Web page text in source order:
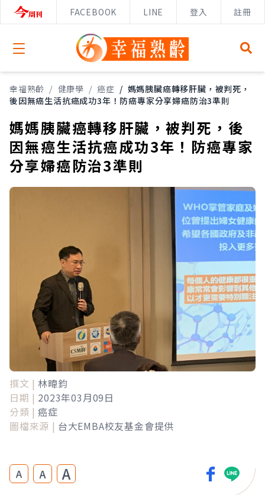
FACEBOOK LINE 登入 註冊
Open menu
幸福熟齡 / 健康學 / 癌症 / 媽媽胰臟癌轉移肝臟，被判死，
後因無癌生活抗癌成功3年！防癌專家分享婦癌防治3準則
媽媽胰臟癌轉移肝臟，被判死，後
因無癌生活抗癌成功3年！防癌專家
分享婦癌防治3準則
撰文 | 林暐鈞
日期 | 2023年03月09日
分類 | 癌症
圖檔來源 | 台大EMBA校友基金會提供
A A A